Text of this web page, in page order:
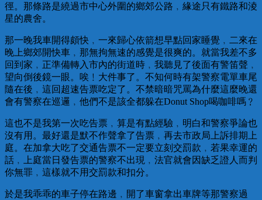
徑。那條路是繞過市中心外圍的鄉郊公路﹐緣途只有鐵路和淩
星的農舍。
那一晚我車開得頗快﹐一來歸心依箭想早點回家睡覺﹐二來在
晚上鄉郊開快車﹐那無拘無速的感覺是很爽的。就當我差不多
回到家﹐正準備轉入市內的街道時﹐我聽見了後面有警笛聲﹐
望向倒後鏡一眼。唉﹗大件事了。不知何時有架警察電單車尾
隨在後﹐這回超速告票吃定了。不禁暗暗咒罵為什麼這麼晚還
會有警察在巡邏﹐他們不是該全都躲在Donut Shop喝咖啡嗎﹖
這也不是我第一次吃告票﹐算是有點經驗﹐明白和警察爭論也
沒有用。最好還是默不作聲拿了告票﹐再去市政局上訴排期上
庭。在加拿大吃了交通告票不一定要立刻交罰款﹐若果幸運的
話﹐上庭當日發告票的警察不出現﹐法官就會因缺乏證人而判
你無罪﹐這樣就不用交罰款和扣分。
於是我乖乖的車子停在路邊﹐開了車窗拿出車牌等那警察過